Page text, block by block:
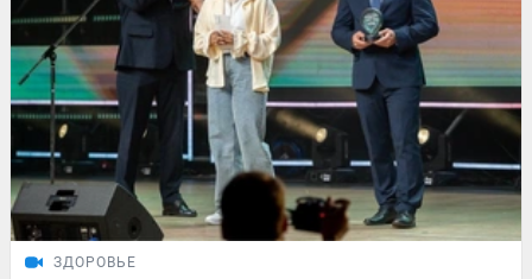
ЗДОРОВЬЕ